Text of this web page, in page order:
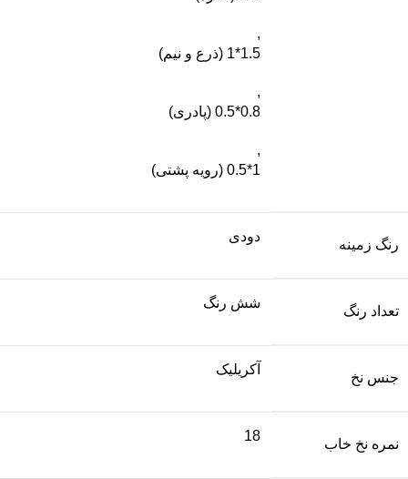
,
1.5*1 (ذرع و نیم)
,
0.8*0.5 (پادری)
,
1*0.5 (رویه پشتی)
رنگ زمینه
دودی
تعداد رنگ
شش رنگ
جنس نخ
آکریلیک
نمره نخ خاب
18